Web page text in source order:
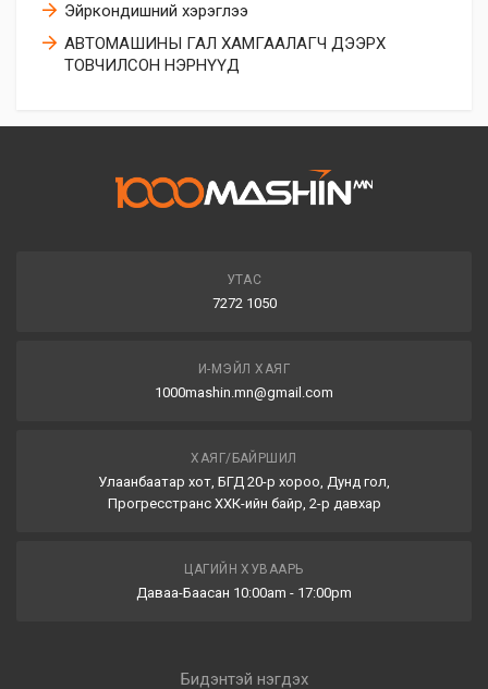
Эйркoндишний хэрэглээ
АВТОМАШИНЫ ГАЛ ХАМГААЛАГЧ ДЭЭРХ
ТОВЧИЛСОН НЭРНҮҮД
УТАС
7272 1050
И-МЭЙЛ ХАЯГ
1000mashin.mn@gmail.com
ХАЯГ/БАЙРШИЛ
Улаанбаатар хот, БГД 20-р хороо, Дунд гол,
Прогресстранс ХХК-ийн байр, 2-р давхар
ЦАГИЙН ХУВААРЬ
Даваа-Баасан 10:00am - 17:00pm
Бидэнтэй нэгдэх